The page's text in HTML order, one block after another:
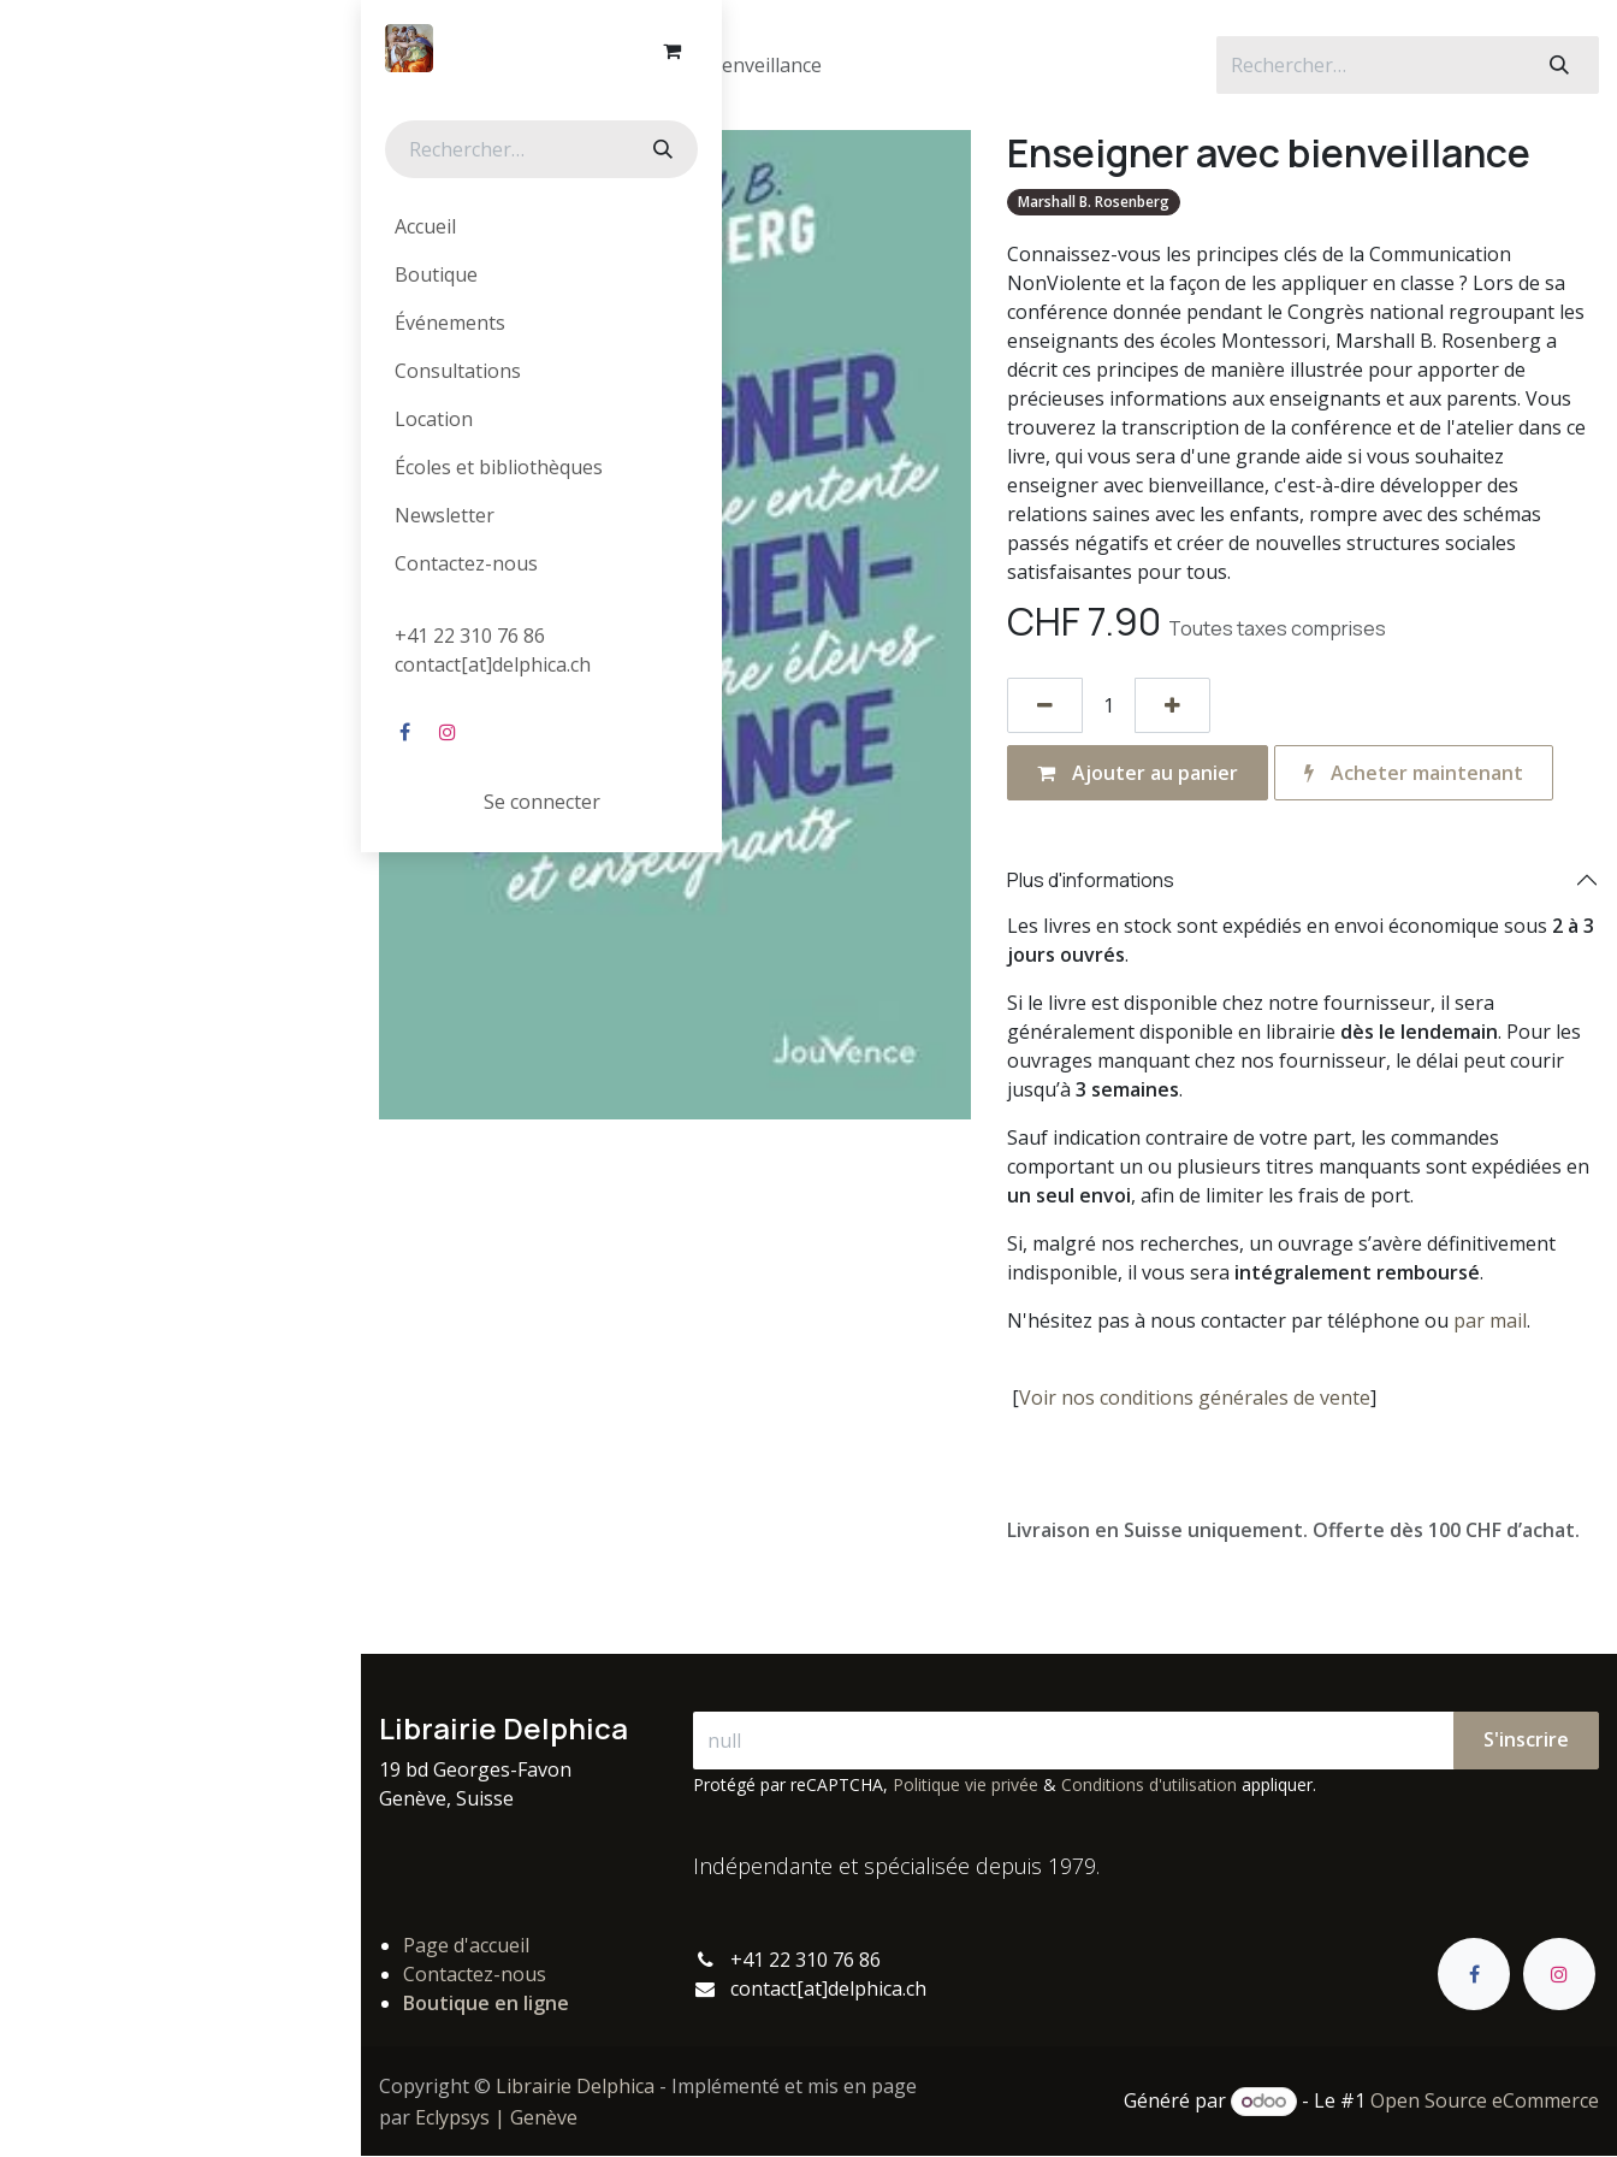
Accueil
Boutique
Événements
Consultations
Location
Écoles et bibliothèques
Newsletter
Contactez-nous
+41 22 310 76 86
contact[at]delphica.ch
Se connecter
Tous les produits Enseigner avec bienveillance
Enseigner avec bienveillance
Marshall B. Rosenberg
Connaissez-vous les principes clés de la Communication
NonViolente et la façon de les appliquer en classe ? Lors de sa
conférence donnée pendant le Congrès national regroupant les
enseignants des écoles Montessori, Marshall B. Rosenberg a
décrit ces principes de manière illustrée pour apporter de
précieuses informations aux enseignants et aux parents. Vous
trouverez la transcription de la conférence et de l'atelier dans ce
livre, qui vous sera d'une grande aide si vous souhaitez
enseigner avec bienveillance, c'est-à-dire développer des
relations saines avec les enfants, rompre avec des schémas
passés négatifs et créer de nouvelles structures sociales
satisfaisantes pour tous.
CHF7.90 Toutes taxes comprises
Ajouter au panier Acheter maintenant
Plus d'informations
Les livres en stock sont expédiés en envoi économique sous 2 à 3
jours ouvrés.
Si le livre est disponible chez notre fournisseur, il sera
généralement disponible en librairie dès le lendemain. Pour les
ouvrages manquant chez nos fournisseur, le délai peut courir
jusqu’à 3 semaines.
Sauf indication contraire de votre part, les commandes
comportant un ou plusieurs titres manquants sont expédiées en
un seul envoi, afin de limiter les frais de port.
Si, malgré nos recherches, un ouvrage s’avère définitivement
indisponible, il vous sera intégralement remboursé.
N'hésitez pas à nous contacter par téléphone ou par mail.
[Voir nos conditions générales de vente]
Livraison en Suisse uniquement. Offerte dès 100 CHF d’achat.
Librairie Delphica
19 bd Georges-Favon
Genève, Suisse
S'inscrire
Protégé par reCAPTCHA, Politique vie privée & Conditions d'utilisation appliquer.
Indépendante et spécialisée depuis 1979.
Page d'accueil
Contactez-nous
Boutique en ligne
+41 22 310 76 86
contact[at]delphica.ch
Copyright © Librairie Delphica - Implémenté et mis en page
par Eclypsys | Genève
Généré par - Le #1 Open Source eCommerce